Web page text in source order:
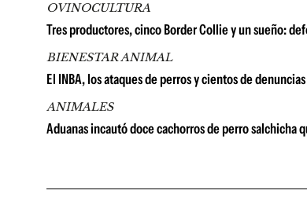
OVINOCULTURA
Tres productores, cinco Border Collie y un sueño:
BIENESTAR ANIMAL
El INBA, los ataques de perros y cientos de
ANIMALES
Aduanas incautó doce cachorros de perro salchicha